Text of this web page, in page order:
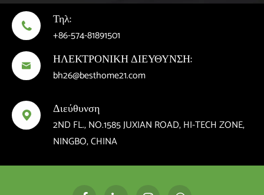
 Τηλ:
+86-574-81891501
 ΗΛΕΚΤΡΟΝΙΚΗ ΔΙΕΥΘΥΝΣΗ:
bh26@besthome21.com
 Διεύθυνση
2ND FL., NO.1585 JUXIAN ROAD, HI-TECH ZONE,
NINGBO, CHINA